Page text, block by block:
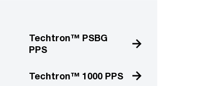
Techtron™ PSBG
PPS
Techtron™ 1000 PPS